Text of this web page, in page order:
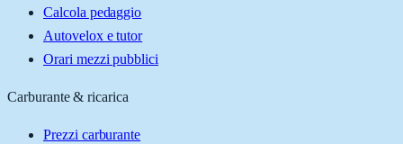
Calcola pedaggio
Autovelox e tutor
Orari mezzi pubblici
Carburante & ricarica
Prezzi carburante